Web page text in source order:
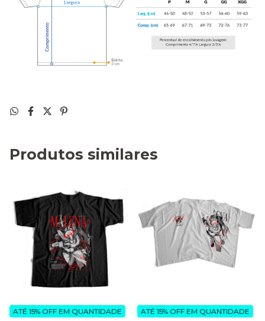
Produtos similares
ATÉ 15% OFF EM QUANTIDADE ATÉ 15% OFF EM QUANTIDADE